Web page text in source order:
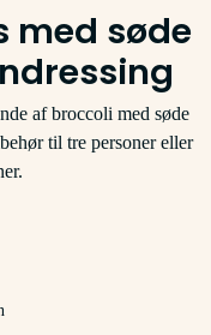
med søde
af broccoli med søde
til tre personer eller